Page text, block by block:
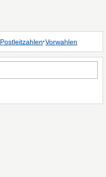
Postleitzahlen·Vorwahlen